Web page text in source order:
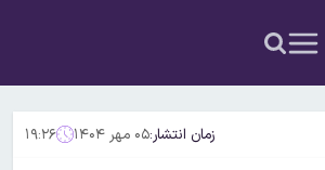
زمان انتشار:۰۵ مهر ۱۴۰۴ ۱۹:۲۶